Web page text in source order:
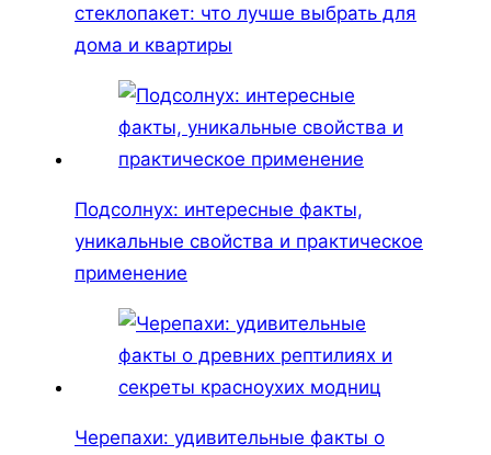
стеклопакет: что лучше выбрать для
дома и квартиры
Подсолнух: интересные факты,
уникальные свойства и практическое
применение
Черепахи: удивительные факты о